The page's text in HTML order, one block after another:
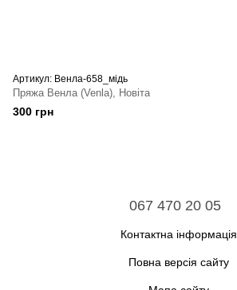
Артикул: Венла-658_мідь
Пряжа Венла (Venla), Новіта
300 грн
067 470 20 05
Контактна інформація
Повна версія сайту